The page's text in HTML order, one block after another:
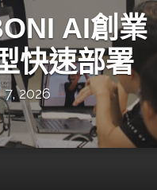
屬控
TensorFlow vs.
AI創業
快速部署
2026